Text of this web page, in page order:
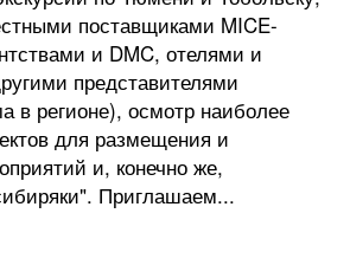
поставщиками MICE-
и DMC, отелями и
представителями
в регионе), осмотр наиболее
для размещения и
и, конечно же,
Приглашаем...